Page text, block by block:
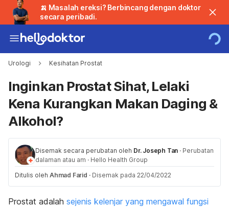
🍌 Masalah ereksi? Berbincang dengan doktor
secara peribadi.
Urologi Kesihatan Prostat
Inginkan Prostat Sihat, Lelaki
Kena Kurangkan Makan Daging &
Alkohol?
Disemak secara perubatan oleh Dr. Joseph Tan · Perubatan
dalaman atau am · Hello Health Group
Ditulis oleh Ahmad Farid · Disemak pada 22/04/2022
Prostat adalah sejenis kelenjar yang mengawal fungsi